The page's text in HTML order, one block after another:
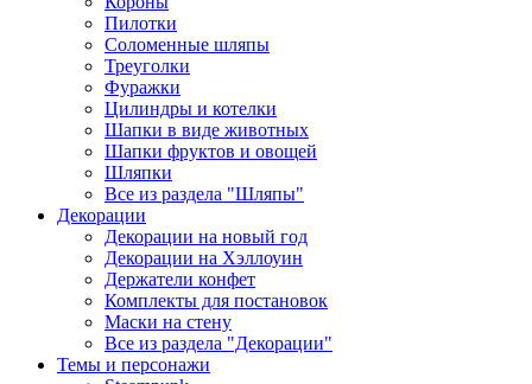
Пилотки
Соломенные шляпы
Треуголки
Фуражки
Цилиндры и котелки
Шапки в виде животных
Шапки фруктов и овощей
Шляпки
Все из раздела "Шляпы"
Декорации
Декорации на новый год
Декорации на Хэллоуин
Держатели конфет
Комплекты для постановок
Маски на стену
Все из раздела "Декорации"
Темы и персонажи